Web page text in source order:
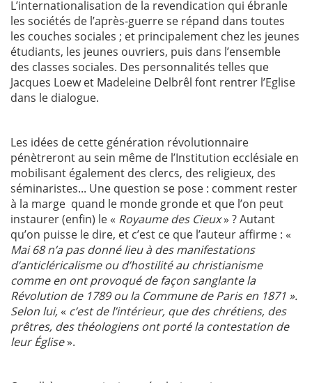
L’internationalisation de la revendication qui ébranle
les sociétés de l’après-guerre se répand dans toutes
les couches sociales ; et principalement chez les jeunes
étudiants, les jeunes ouvriers, puis dans l’ensemble
des classes sociales. Des personnalités telles que
Jacques Loew et Madeleine Delbrêl font rentrer l’Eglise
dans le dialogue.
Les idées de cette génération révolutionnaire
pénètreront au sein même de l’Institution ecclésiale en
mobilisant également des clercs, des religieux, des
séminaristes... Une question se pose : comment rester
à la marge quand le monde gronde et que l’on peut
instaurer (enfin) le « Royaume des Cieux» ? Autant
qu’on puisse le dire, et c’est ce que l’auteur affirme : «
Mai 68 n’a pas donné lieu à des manifestations
d’anticléricalisme ou d’hostilité au christianisme
comme en ont provoqué de façon sanglante la
Révolution de 1789 ou la Commune de Paris en 1871 ».
Selon lui, « c’est de l’intérieur, que des chrétiens, des
prêtres, des théologiens ont porté la contestation de
leur Église».